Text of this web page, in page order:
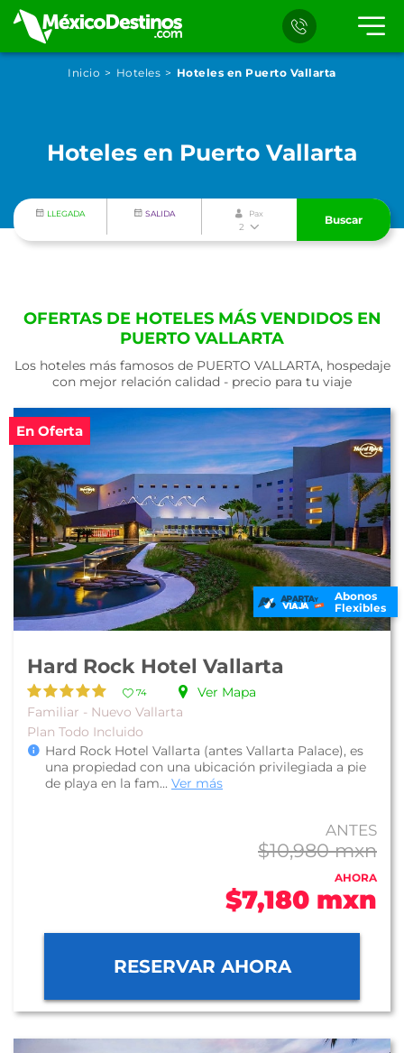
Inicio Hoteles Hoteles en Puerto Vallarta
Hoteles en Puerto Vallarta
LLEGADA SALIDA Pax
2
Buscar
OFERTAS DE HOTELES MÁS VENDIDOS EN
PUERTO VALLARTA
Los hoteles más famosos de PUERTO VALLARTA, hospedaje
con mejor relación calidad - precio para tu viaje
En Oferta
Abonos
Flexibles
Hard Rock Hotel Vallarta
74
Ver Mapa
Familiar - Nuevo Vallarta
Plan Todo Incluido
Hard Rock Hotel Vallarta (antes Vallarta Palace), es
una propiedad con una ubicación privilegiada a pie
de playa en la fam... Ver más
ANTES
$10,980 mxn
AHORA
$7,180 mxn
RESERVAR AHORA